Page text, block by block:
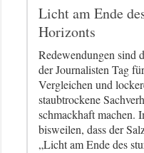
Licht am Ende
Horizonts
Redewendungen sind
der Journalisten Tag
Vergleichen und
staubtrockene
schmackhaft machen.
bisweilen, dass der
„Licht am Ende des